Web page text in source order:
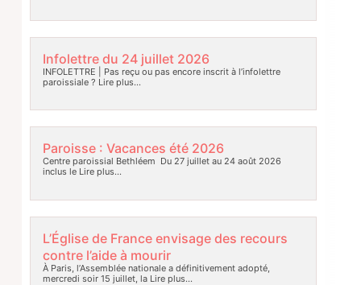
Infolettre du 24 juillet 2026
INFOLETTRE | Pas reçu ou pas encore inscrit à l’infolettre
paroissiale ? Lire plus…
Paroisse : Vacances été 2026
Centre paroissial Bethléem Du 27 juillet au 24 août 2026
inclus leLire plus…
L’Église de France envisage des recours
contre l’aide à mourir
À Paris, l’Assemblée nationale a définitivement adopté,
mercredi soir 15 juillet, laLire plus…